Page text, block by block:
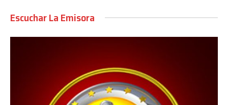
Escuchar La Emisora